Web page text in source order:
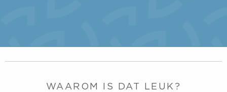
WAAROM IS DAT LEUK?